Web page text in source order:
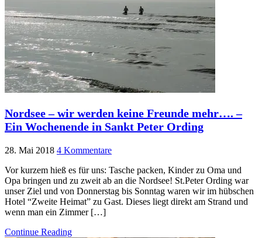
Nordsee – wir werden keine Freunde mehr…. –
Ein Wochenende in Sankt Peter Ording
28. Mai 2018 4 Kommentare
Vor kurzem hieß es für uns: Tasche packen, Kinder zu Oma und
Opa bringen und zu zweit ab an die Nordsee! St.Peter Ording war
unser Ziel und von Donnerstag bis Sonntag waren wir im hübschen
Hotel “Zweite Heimat” zu Gast. Dieses liegt direkt am Strand und
wenn man ein Zimmer […]
Continue Reading